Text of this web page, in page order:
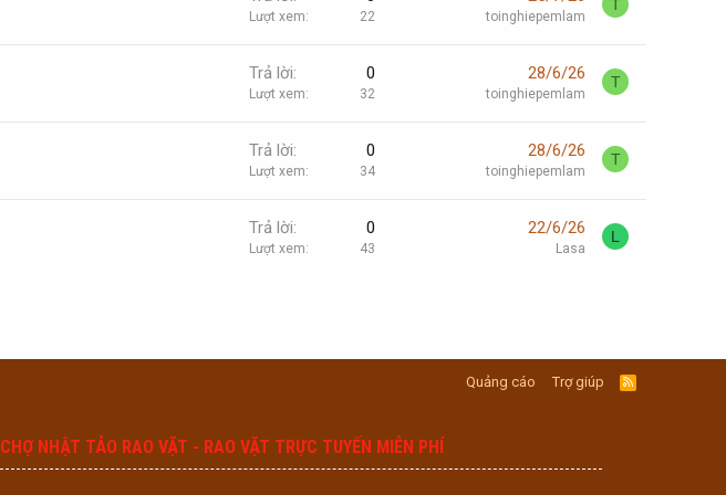
Lượt xem 22 toinghiepemlam
T
Trả lời 0
Lượt xem 32
28/6/26
toinghiepemlam
T
Trả lời 0
Lượt xem 34
28/6/26
toinghiepemlam
T
Trả lời 0
Lượt xem 43
22/6/26
Lasa
L
Quảng cáo Trợ giúp
R
S
CHỢ NHẬT TẢO RAO VẶT - RAO VẶT TRỰC TUYẾN MIỄN PHÍ